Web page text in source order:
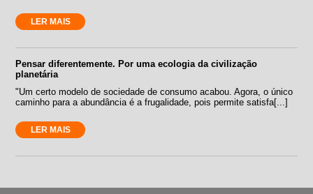
LER MAIS
Pensar diferentemente. Por uma ecologia da civilização
planetária
"Um certo modelo de sociedade de consumo acabou. Agora, o único
caminho para a abundância é a frugalidade, pois permite satisfa[...]
LER MAIS